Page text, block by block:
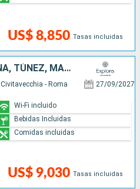
US$ 8,850 Tasas incluidas
FRANCIA, MONACO, ESPAÑA, TÚNEZ, MALTA, ITALIA
Civitavecchia - Roma 27/09/2027
US$ 9,030 Tasas incluidas
Wi-Fi incluido
Bebidas Incluidas
Comidas incluidas